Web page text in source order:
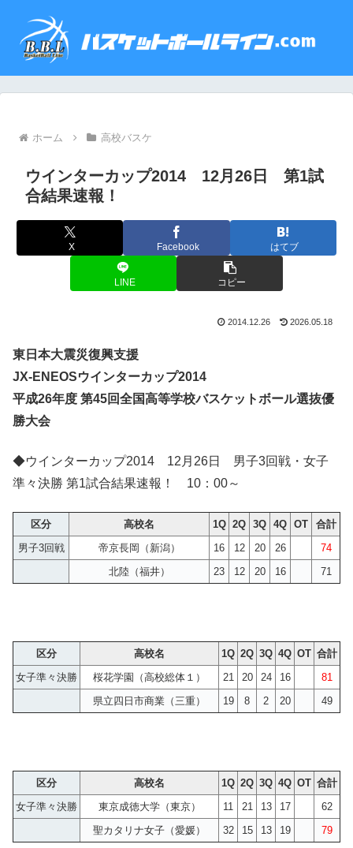
ホーム 高校バスケ
ウインターカップ2014 12月26日 第1試
合結果速報！
X Facebook はてブ
LINE コピー
2014.12.26 2026.05.18
東日本大震災復興支援
JX-ENEOSウインターカップ2014
平成26年度 第45回全国高等学校バスケットボール選抜優
勝大会
◆ウインターカップ2014 12月26日 男子3回戦・女子
準々決勝 第1試合結果速報！ 10：00～
区分 高校名 1Q 2Q 3Q 4Q OT
合計
男子3回戦
帝京長岡（新潟） 16 12 20 26
74
北陸（福井）
23 12 20 16 71
区分 高校名 1Q 2Q 3Q 4Q OT 合計
女子準々決勝
桜花学園（高校総体１） 21 20 24 16
81
県立四日市商業（三重）
19 8 2 20 49
区分 高校名 1Q 2Q 3Q 4Q OT 合計
女子準々決勝
東京成徳大学（東京） 11 21 13 17
62
聖カタリナ女子（愛媛）
32 15 13 19 79